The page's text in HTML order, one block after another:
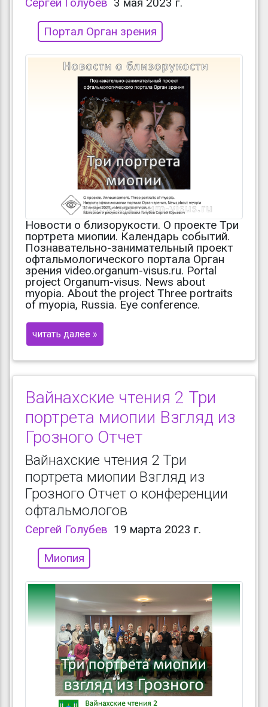
Портал Орган зрения
Новости о близорукости. О проекте Три
портрета миопии. Календарь событий.
Познавательно-занимательный проект
офтальмологического портала Орган
зрения video.organum-visus.ru. Portal
project Organum-visus. News about
myopia. About the project Three portraits
of myopia, Russia. Eye conference.
читать далее »
Вайнахские чтения 2 Три
портрета миопии Взгляд из
Грозного Отчет
Вайнахские чтения 2 Три
портрета миопии Взгляд из
Грозного Отчет о конференции
офтальмологов
Сергей Голубев 19 марта 2023 г.
Миопия